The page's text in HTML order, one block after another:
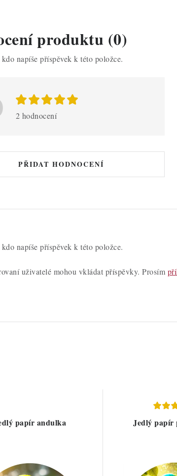
produktu (0)
napíše příspěvek k této položce.
2 hodnocení
PŘIDAT HODNOCENÍ
napíše příspěvek k této položce.
uživatelé mohou vkládat příspěvky. Prosím
papír andulka Jedlý papír